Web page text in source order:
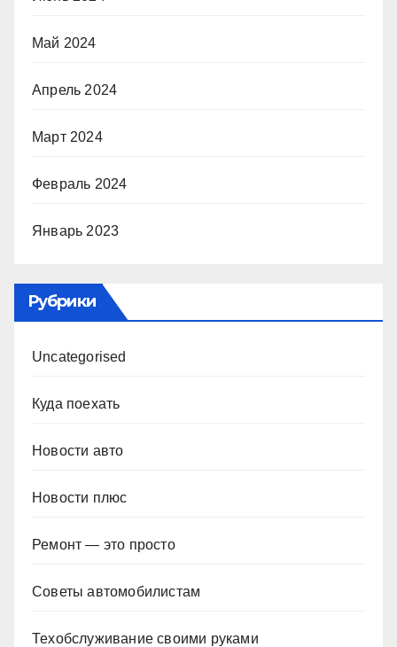
Май 2024
Апрель 2024
Март 2024
Февраль 2024
Январь 2023
Рубрики
Uncategorised
Куда поехать
Новости авто
Новости плюс
Ремонт — это просто
Советы автомобилистам
Техобслуживание своими руками